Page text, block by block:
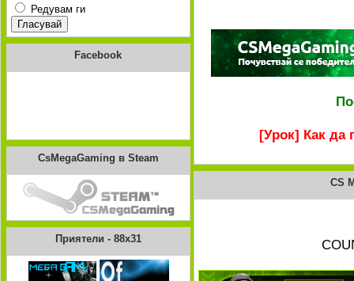
Редувам ги
Facebook
CsMegaGaming в Steam
Приятели - 88x31
[Урок] Как да
CS